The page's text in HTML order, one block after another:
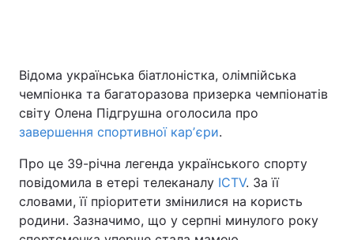
Відома українська біатлоністка, олімпійська
чемпіонка та багаторазова призерка чемпіонатів
світу Олена Підгрушна оголосила про
завершення спортивної карʼєри.
Про це 39-річна легенда українського спорту
повідомила в етері телеканалу ICTV. За її
словами, її пріоритети змінилися на користь
родини. Зазначимо, що у серпні минулого року